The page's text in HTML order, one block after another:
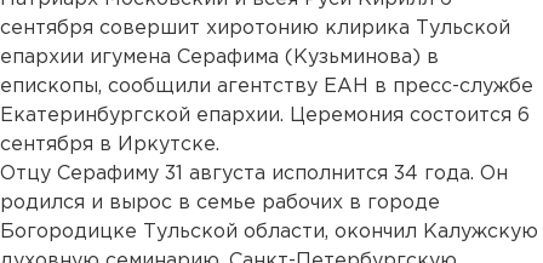
сентября совершит хиротонию клирика Тульской
епархии игумена Серафима (Кузьминова) в
епископы, сообщили агентству ЕАН в пресс-службе
Екатеринбургской епархии. Церемония состоится 6
сентября в Иркутске.
Отцу Серафиму 31 августа исполнится 34 года. Он
родился и вырос в семье рабочих в городе
Богородицке Тульской области, окончил Калужскую